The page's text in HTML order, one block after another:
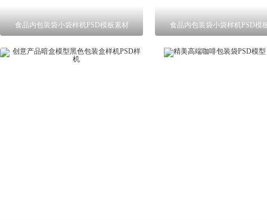
食品内包装袋小袋样机PSD模板素材 食品内包装袋小袋样机PSD模